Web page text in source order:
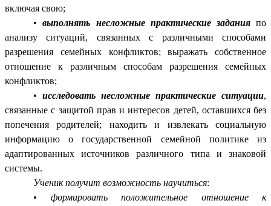
включая свою;
•выполнять несложные практические заданияпо
анализу ситуаций, связанных с различными способами
разрешения семейных конфликтов; выражать собственное
отношение к различным способам разрешения семейных
конфликтов;
•исследовать несложные практические ситуации,
связанные с защитой прав и интересов детей, оставшихся без
попечения родителей; находить и извлекать социальную
информацию о государственной семейной политике из
адаптированных источников различного типа и знаковой
системы.
Ученик получит возможность научиться:
• формировать положительное отношение к